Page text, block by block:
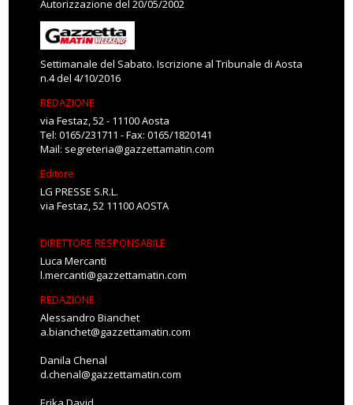
Autorizzazione del 20/05/2002
Settimanale del Sabato. Iscrizione al Tribunale di Aosta
n.4 del 4/10/2016
REDAZIONE
via Festaz, 52 - 11100 Aosta
Tel: 0165/231711 - Fax: 0165/1820141
Mail: segreteria@gazzettamatin.com
Editore
LG PRESSE S.R.L.
via Festaz, 52 11100 AOSTA
DIRETTORE RESPONSABILE
Luca Mercanti
l.mercanti@gazzettamatin.com
REDAZIONE
Alessandro Bianchet
a.bianchet@gazzettamatin.com
Danila Chenal
d.chenal@gazzettamatin.com